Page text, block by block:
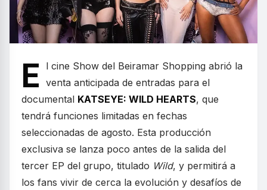
E
l cine Show del Beiramar Shopping abrió la
venta anticipada de entradas para el
documental KATSEYE: WILD HEARTS, que
tendrá funciones limitadas en fechas
seleccionadas de agosto. Esta producción
exclusiva se lanza poco antes de la salida del
tercer EP del grupo, titulado Wild, y permitirá a
los fans vivir de cerca la evolución y desafíos de